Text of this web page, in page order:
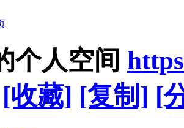
个人空间
[收藏] [复制] [